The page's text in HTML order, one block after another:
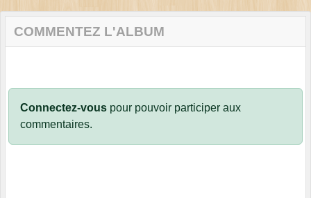
COMMENTEZ L'ALBUM
Connectez-vous pour pouvoir participer aux
commentaires.